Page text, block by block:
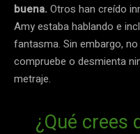
buena. Otros han creído
Amy estaba hablando e
fantasma. Sin embargo,
compruebe o desmienta
metraje.
¿Qué crees